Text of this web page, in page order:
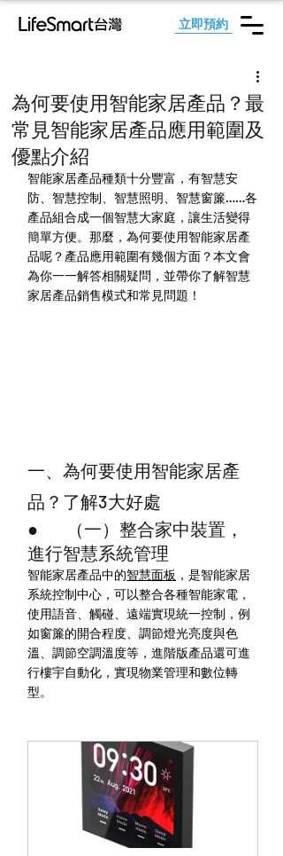
立即預約
為何要使用智能家居產品？最
常見智能家居產品應用範圍及
優點介紹
智能家居產品種類十分豐富，有智慧安
防、智慧控制、智慧照明、智慧窗簾……各
產品組合成一個智慧大家庭，讓生活變得
簡單方便。那麼，為何要使用智能家居產
品呢？產品應用範圍有幾個方面？本文會
為你一一解答相關疑問，並帶你了解智慧
家居產品銷售模式和常見問題！
一、為何要使用智能家居產
品？了解3大好處
●        （一）整合家中裝置，
進行智慧系統管理
智能家居產品中的智慧面板 ，是智能家居
系統控制中心，可以整合各種智能家電，
使用語音、觸碰、遠端實現統一控制，例
如窗簾的開合程度、調節燈光亮度與色
溫、調節空調溫度等，進階版產品還可進
行樓宇自動化，實現物業管理和數位轉
型。